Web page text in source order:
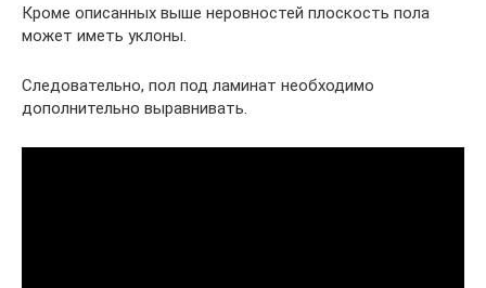
Кроме описанных выше неровностей плоскость пола
может иметь уклоны.
Следовательно, пол под ламинат необходимо
дополнительно выравнивать.